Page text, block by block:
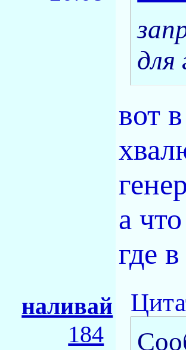
для
вот
а
где
наливай
184